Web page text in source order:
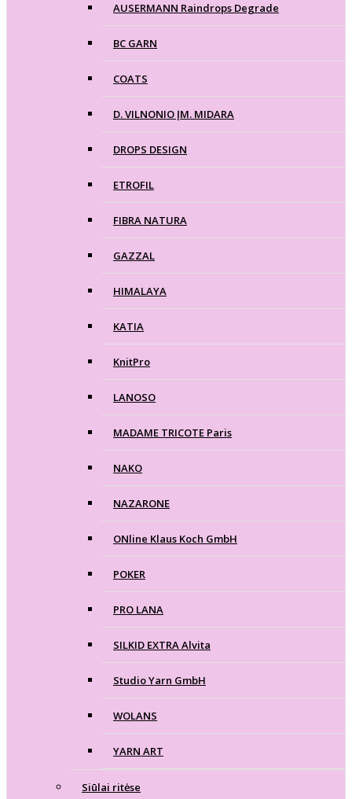
AUSERMANN Raindrops Degrade
BC GARN
COATS
D. VILNONIO ĮM. MIDARA
DROPS DESIGN
ETROFIL
FIBRA NATURA
GAZZAL
HIMALAYA
KATIA
KnitPro
LANOSO
MADAME TRICOTE Paris
NAKO
NAZARONE
ONline Klaus Koch GmbH
POKER
PRO LANA
SILKID EXTRA Alvita
Studio Yarn GmbH
WOLANS
YARN ART
Siūlai ritėse